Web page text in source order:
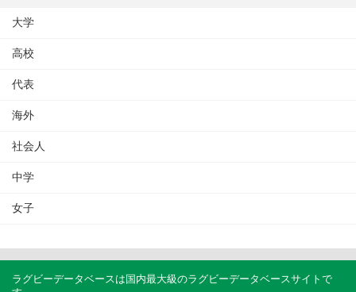
大学
高校
代表
海外
社会人
中学
女子
ラグビーデータベースは国内最大級のラグビーデータベースサイトで